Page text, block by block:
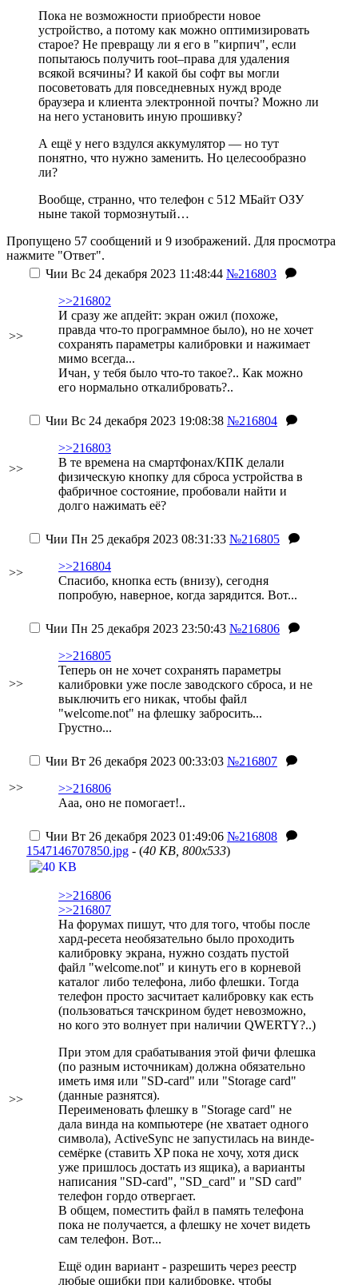
Пока не возможности приобрести новое
устройство, а потому как можно оптимизировать
старое? Не превращу ли я его в "кирпич", если
попытаюсь получить root–права для удаления
всякой всячины? И какой бы софт вы могли
посоветовать для повседневных нужд вроде
браузера и клиента электронной почты? Можно ли
на него установить иную прошивку?
А ещё у него вздулся аккумулятор — но тут
понятно, что нужно заменить. Но целесообразно
ли?
Вообще, странно, что телефон с 512 МБайт ОЗУ
ныне такой тормознутый…
Пропущено 57 сообщений и 9 изображений. Для просмотра
нажмите "Ответ".
>>
Чии Вс 24 декабря 2023 11:48:44 №216803
>>216802
И сразу же апдейт: экран ожил (похоже,
правда что-то программное было), но не хочет
сохранять параметры калибровки и нажимает
мимо всегда...
Ичан, у тебя было что-то такое?.. Как можно
его нормально откалибровать?..
>>
Чии Вс 24 декабря 2023 19:08:38 №216804
>>216803
В те времена на смартфонах/КПК делали
физическую кнопку для сброса устройства в
фабричное состояние, пробовали найти и
долго нажимать её?
>>
Чии Пн 25 декабря 2023 08:31:33 №216805
>>216804
Спасибо, кнопка есть (внизу), сегодня
попробую, наверное, когда зарядится. Вот...
>>
Чии Пн 25 декабря 2023 23:50:43 №216806
>>216805
Теперь он не хочет сохранять параметры
калибровки уже после заводского сброса, и не
выключить его никак, чтобы файл
"welcome.not" на флешку забросить...
Грустно...
>>
Чии Вт 26 декабря 2023 00:33:03 №216807
>>216806
Ааа, оно не помогает!..
>>
Чии Вт 26 декабря 2023 01:49:06 №216808
1547146707850.jpg - (40 KB, 800x533)
>>216806
>>216807
На форумах пишут, что для того, чтобы после
хард-ресета необязательно было проходить
калибровку экрана, нужно создать пустой
файл "welcome.not" и кинуть его в корневой
каталог либо телефона, либо флешки. Тогда
телефон просто засчитает калибровку как есть
(пользоваться тачскрином будет невозможно,
но кого это волнует при наличии QWERTY?..)
При этом для срабатывания этой фичи флешка
(по разным источникам) должна обязательно
иметь имя или "SD-card" или "Storage card"
(данные разнятся).
Переименовать флешку в "Storage card" не
дала винда на компьютере (не хватает одного
символа), ActiveSync не запустилась на винде-
семёрке (ставить XP пока не хочу, хотя диск
уже пришлось достать из ящика), а варианты
написания "SD-card", "SD_card" и "SD card"
телефон гордо отвергает.
В общем, поместить файл в память телефона
пока не получается, а флешку не хочет видеть
сам телефон. Вот...
Ещё один вариант - разрешить через реестр
любые ошибки при калибровке, чтобы